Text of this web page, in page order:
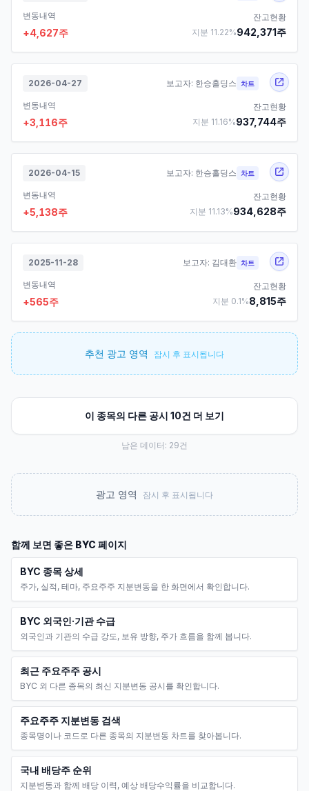
변동내역
+4,627주
잔고현황
지분 11.22%942,371주
2026-04-27 보고자: 한승홀딩스 차트
변동내역
+3,116주
잔고현황
지분 11.16%937,744주
2026-04-15 보고자: 한승홀딩스 차트
변동내역
+5,138주
잔고현황
지분 11.13%934,628주
2025-11-28 보고자: 김대환 차트
변동내역
+565주
잔고현황
지분 0.1%8,815주
추천 광고 영역 잠시 후 표시됩니다
이 종목의 다른 공시 10건 더 보기
남은 데이터: 29건
광고 영역 잠시 후 표시됩니다
함께 보면 좋은 BYC페이지
BYC 종목 상세
주가, 실적, 테마, 주요주주 지분변동을 한 화면에서 확인합니다.
BYC 외국인·기관 수급
외국인과 기관의 수급 강도, 보유 방향, 주가 흐름을 함께 봅니다.
최근 주요주주 공시
BYC 외 다른 종목의 최신 지분변동 공시를 확인합니다.
주요주주 지분변동 검색
종목명이나 코드로 다른 종목의 지분변동 차트를 찾아봅니다.
국내 배당주 순위
지분변동과 함께 배당 이력, 예상 배당수익률을 비교합니다.